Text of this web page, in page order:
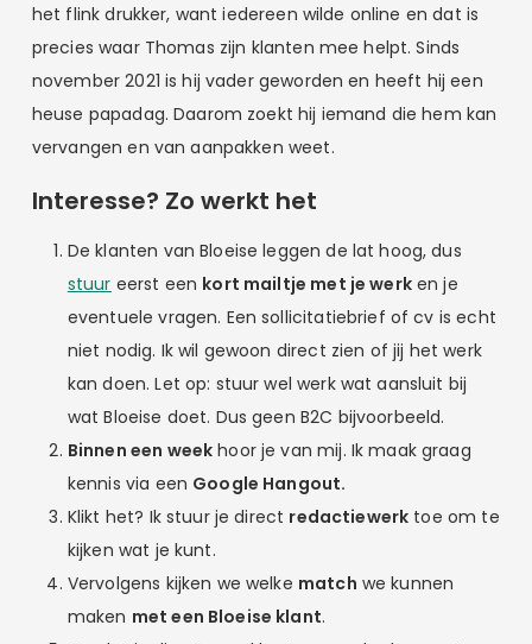
het flink drukker, want iedereen wilde online en dat is
precies waar Thomas zijn klanten mee helpt. Sinds
november 2021 is hij vader geworden en heeft hij een
heuse papadag. Daarom zoekt hij iemand die hem kan
vervangen en van aanpakken weet.
Interesse? Zo werkt het
De klanten van Bloeise leggen de lat hoog, dus
stuur eerst een kort mailtje met je werken je
eventuele vragen. Een sollicitatiebrief of cv is echt
niet nodig. Ik wil gewoon direct zien of jij het werk
kan doen. Let op: stuur wel werk wat aansluit bij
wat Bloeise doet. Dus geen B2C bijvoorbeeld.
Binnen een week hoor je van mij. Ik maak graag
kennis via een Google Hangout.
Klikt het? Ik stuur je direct redactiewerk toe om te
kijken wat je kunt.
Vervolgens kijken we welke match we kunnen
maken met een Bloeise klant.